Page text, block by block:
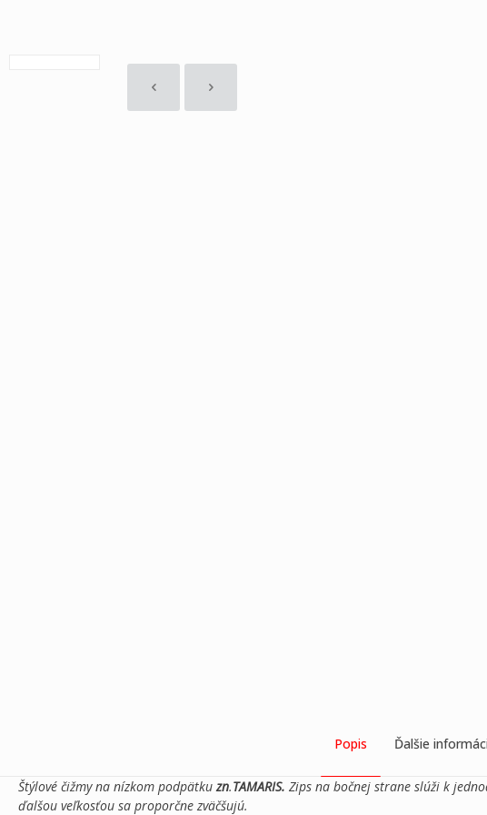
Popis Ďalšie
Štýlové čižmy na nízkom podpätkuzn.TAMARIS.Zips na bočnej strane slúži k
ďalšou veľkosťou sa proporčne zväčšujú.